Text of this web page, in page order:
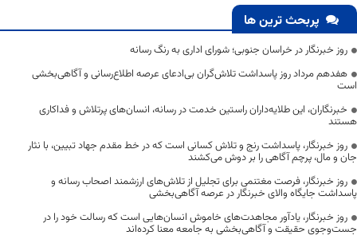
پربحث ترین ها
روز خبرنگار در خراسان جنوبی؛ شورای اداری به رنگ رسانه
هفدهم مرداد روز پاسداشت تلاش‌گران بی‌ادعای عرصه اطلاع‌رسانی و آگاهی‌بخشی
است
خبرنگاران، این طلایه‌داران راستین خدمت در رسانه، انسان‌های پرتلاش و فداکاری
هستند
روز خبرنگار، پاسداشت رنج و تلاش کسانی است که در خط مقدم جهاد تبیین، با نثار
جان و مال، پرچم آگاهی را بر دوش می‌کشند
روز خبرنگار، فرصت مغتنمی برای تجلیل از تلاش‌های ارزشمند اصحاب رسانه و
پاسداشت جایگاه والای خبرنگار در عرصه آگاهی‌بخشی
روز خبرنگار، یادآور مجاهدت‌های خاموش انسان‌هایی است که رسالت خود را در
جست‌وجوی حقیقت و آگاهی‌بخشی به جامعه معنا کرده‌اند